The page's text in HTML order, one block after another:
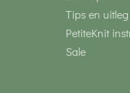
Tips en uitleg
PetiteKnit
Sale